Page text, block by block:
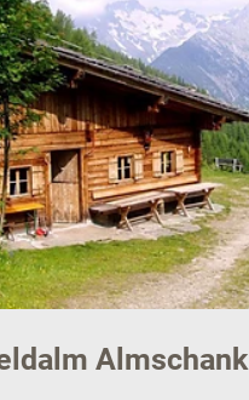
Almschank